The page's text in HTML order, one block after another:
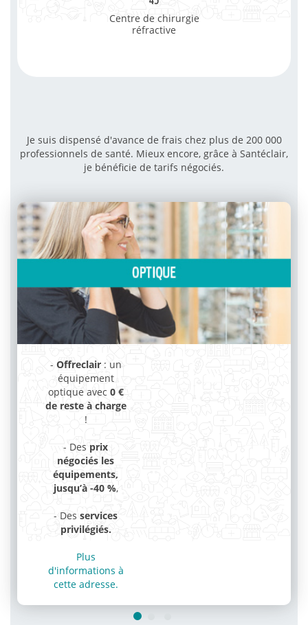
Centre de chirurgie
réfractive
Je suis dispensé d'avance de frais chez plus de 200 000
professionnels de santé. Mieux encore, grâce à Santéclair,
je bénéficie de tarifs négociés.
- Offreclair : un
équipement
optique avec 0 €
de reste à charge
!
- Des prix
négociés les
équipements,
jusqu’à -40 %,
- Des services
privilégiés.
Plus
d'informations à
cette adresse.